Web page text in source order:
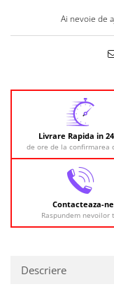
Ai nevoie de
Livrare Rapida in
de ore de la confirmarea
Contacteaza-
Raspundem nevoilor
Descriere